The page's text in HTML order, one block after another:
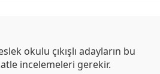
okulu çıkışlı adayların bu
incelemeleri gerekir.